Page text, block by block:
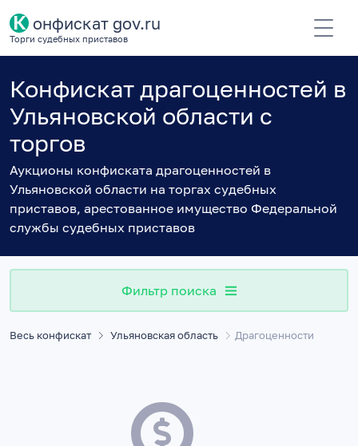
К онфискат gov.ru
Торги судебных приставов
Конфискат драгоценностей в
Ульяновской области с
торгов
Аукционы конфиската драгоценностей в
Ульяновской области на торгах судебных
приставов, арестованное имущество Федеральной
службы судебных приставов
Фильтр поиска
Весь конфискат Ульяновская область Драгоценности